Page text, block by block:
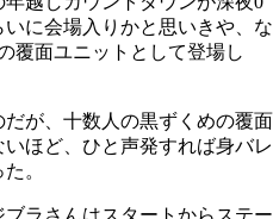
に会場入りかと思いきや、な
覆面ユニットとして登場し
が、十数人の黒ずくめの覆面
ほど、ひと声発すれば身バレ
。
ラさんはスタートからステー